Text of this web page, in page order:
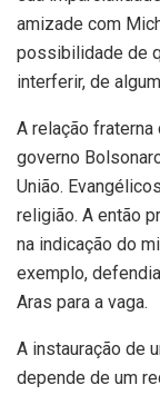
amizade com
possibilidade de
interferir, de
A relação
governo
União.
religião. A então
na indicação do
exemplo,
Aras para a vaga.
A instauração de
depende de um